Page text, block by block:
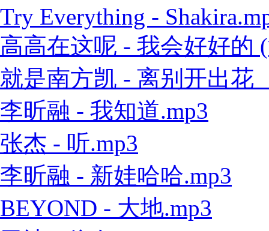
Try Everything -
高高在这呢 - 我会好好的
就是南方凯 - 离别开出花
李昕融 - 我知道.mp3
张杰 - 听.mp3
李昕融 - 新娃哈哈.mp3
BEYOND - 大地.mp3